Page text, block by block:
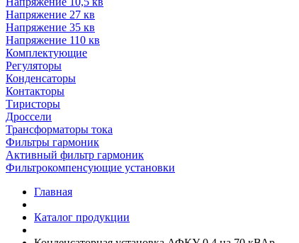
Напряжение 27 кв
Напряжение 35 кв
Напряжение 110 кв
Комплектующие
Регуляторы
Конденсаторы
Контакторы
Тиристоры
Дроссели
Трансформаторы тока
Фильтры гармоник
Активный фильтр гармоник
Фильтрокомпенсующие установки
Главная
Каталог продукции